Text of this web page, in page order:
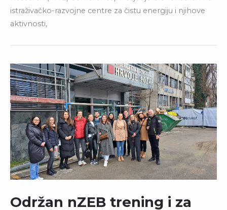
istraživačko-razvojne centre za čistu energiju i njihove
aktivnosti,
Održan nZEB trening i za